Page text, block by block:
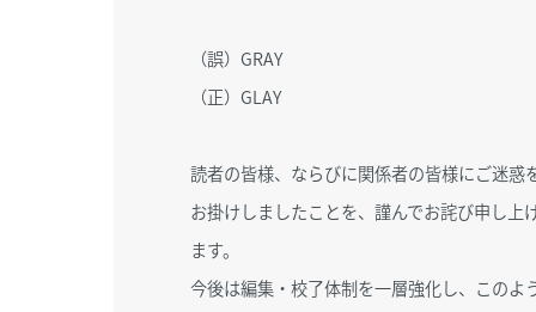
（誤）GRAY
（正）GLAY
読者の皆様、ならびに関係者の皆様にご迷惑
お掛けしましたことを、謹んでお詫び申し上
ます。
今後は編集・校了体制を一層強化し、このよ